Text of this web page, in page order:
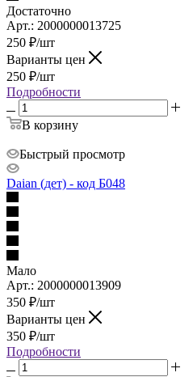
Достаточно
Арт.: 2000000013725
250 ₽/шт
Варианты цен
250 ₽/шт
Подробности
В корзину
Быстрый просмотр
Daian (дет) - код Б048
Мало
Арт.: 2000000013909
350 ₽/шт
Варианты цен
350 ₽/шт
Подробности